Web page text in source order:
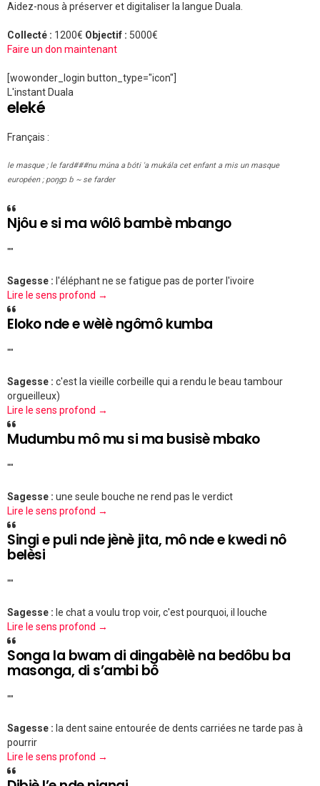
Aidez-nous à préserver et digitaliser la langue Duala.
Collecté : 1200€ Objectif : 5000€
Faire un don maintenant
[wowonder_login button_type="icon"]
L'instant Duala
eleké
Français :
le masque ; le fard###nu múna a ɓóti 'a mukála cet enfant a mis un masque
européen ; poŋgɔ ɓ ~ se farder
Njôu e si ma wôlô bambè mbango
""
Sagesse : l'éléphant ne se fatigue pas de porter l'ivoire
Lire le sens profond →
Eloko nde e wèlè ngômô kumba
""
Sagesse : c'est la vieille corbeille qui a rendu le beau tambour
orgueilleux)
Lire le sens profond →
Mudumbu mô mu si ma busisè mbako
""
Sagesse : une seule bouche ne rend pas le verdict
Lire le sens profond →
Singi e puli nde jènè jita, mô nde e kwedi nô
belèsi
""
Sagesse : le chat a voulu trop voir, c'est pourquoi, il louche
Lire le sens profond →
Songa la bwam di dingabèlè na bedôbu ba
masonga, di s’ambi bô
""
Sagesse : la dent saine entourée de dents carriées ne tarde pas à
pourrir
Lire le sens profond →